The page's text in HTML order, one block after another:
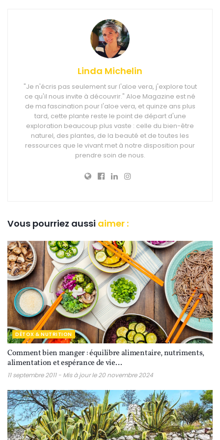
Linda Michelin
"Je n'écris pas seulement sur l'aloe vera, j'explore tout
ce qu'il nous invite à découvrir." Aloe Magazine est né
de ma fascination pour l'aloe vera, et quinze ans plus
tard, cette plante reste le point de départ d'une
exploration beaucoup plus vaste : celle du bien-être
naturel, des plantes, de la beauté et de toutes les
ressources que le vivant met à notre disposition pour
prendre soin de nous.
Vous pourriez aussi aimer :
DÉTOX & NUTRITION
Comment bien manger : équilibre alimentaire, nutriments,
alimentation et espérance de vie…
11 septembre 2011 - Mis à jour le 20 novembre 2024